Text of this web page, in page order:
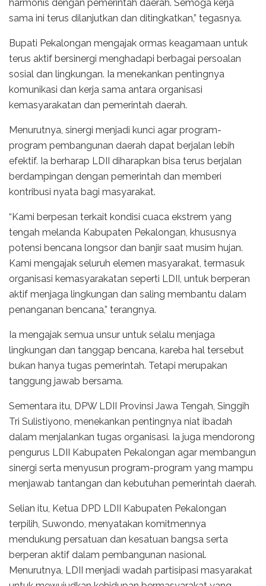
harmonis dengan pemerintah daerah. Semoga kerja
sama ini terus dilanjutkan dan ditingkatkan,” tegasnya.
Bupati Pekalongan mengajak ormas keagamaan untuk
terus aktif bersinergi menghadapi berbagai persoalan
sosial dan lingkungan. Ia menekankan pentingnya
komunikasi dan kerja sama antara organisasi
kemasyarakatan dan pemerintah daerah.
Menurutnya, sinergi menjadi kunci agar program-
program pembangunan daerah dapat berjalan lebih
efektif. Ia berharap LDII diharapkan bisa terus berjalan
berdampingan dengan pemerintah dan memberi
kontribusi nyata bagi masyarakat.
“Kami berpesan terkait kondisi cuaca ekstrem yang
tengah melanda Kabupaten Pekalongan, khususnya
potensi bencana longsor dan banjir saat musim hujan.
Kami mengajak seluruh elemen masyarakat, termasuk
organisasi kemasyarakatan seperti LDII, untuk berperan
aktif menjaga lingkungan dan saling membantu dalam
penanganan bencana,” terangnya.
Ia mengajak semua unsur untuk selalu menjaga
lingkungan dan tanggap bencana, kareba hal tersebut
bukan hanya tugas pemerintah. Tetapi merupakan
tanggung jawab bersama.
Sementara itu, DPW LDII Provinsi Jawa Tengah, Singgih
Tri Sulistiyono, menekankan pentingnya niat ibadah
dalam menjalankan tugas organisasi. Ia juga mendorong
pengurus LDII Kabupaten Pekalongan agar membangun
sinergi serta menyusun program-program yang mampu
menjawab tantangan dan kebutuhan pemerintah daerah.
Selian itu, Ketua DPD LDII Kabupaten Pekalongan
terpilih, Suwondo, menyatakan komitmennya
mendukung persatuan dan kesatuan bangsa serta
berperan aktif dalam pembangunan nasional.
Menurutnya, LDII menjadi wadah partisipasi masyarakat